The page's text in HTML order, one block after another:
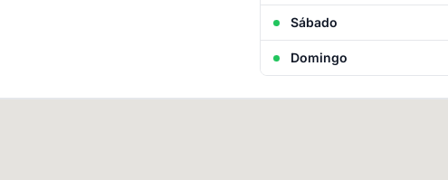
Sábado
Domingo